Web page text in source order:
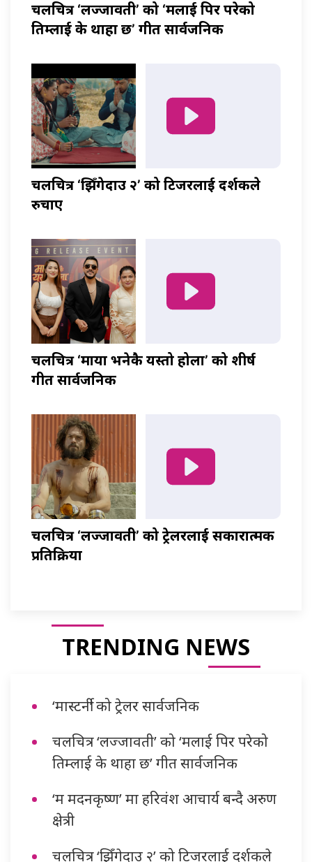
चलचित्र ‘लज्जावती’ को ‘मलाई पिर परेको
तिम्लाई के थाहा छ’ गीत सार्वजनिक
चलचित्र ‘झिँगेदाउ २’ को टिजरलाई दर्शकले
रुचाए
चलचित्र ‘माया भनेकै यस्तो होला’ को शीर्ष
गीत सार्वजनिक
चलचित्र ‘लज्जावती’ को ट्रेलरलाई सकारात्मक
प्रतिक्रिया
TRENDING NEWS
‘मास्टर्नी’ को ट्रेलर सार्वजनिक
चलचित्र ‘लज्जावती’ को ‘मलाई पिर परेको
तिम्लाई के थाहा छ’ गीत सार्वजनिक
‘म मदनकृष्ण’ मा हरिवंश आचार्य बन्दै अरुण
क्षेत्री
चलचित्र ‘झिँगेदाउ २’ को टिजरलाई दर्शकले